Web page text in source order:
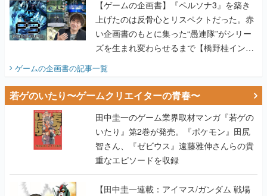
【ゲームの企画書】『ペルソナ3』を築き
上げたのは反骨心とリスペクトだった。赤
い企画書のもとに集った“愚連隊”がシリー
ズを生まれ変わらせるまで【橋野桂インタ
ビュー】
ゲームの企画書の記事一覧
若ゲのいたり〜ゲームクリエイターの青春〜
田中圭一のゲーム業界取材マンガ『若ゲの
いたり』第2巻が発売。『ポケモン』田尻
智さん、『ゼビウス』遠藤雅伸さんらの貴
重なエピソードを収録
【田中圭一連載：アイマス/ガンダム 戦場